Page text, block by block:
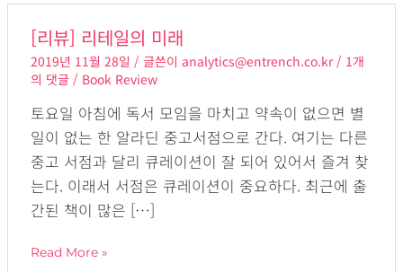
[리뷰] 리테일의 미래
2019년 11월 28일/ 글쓴이 analytics@entrench.co.kr/ 1개
의 댓글 / Book Review
토요일 아침에 독서 모임을 마치고 약속이 없으면 별
일이 없는 한 알라딘 중고서점으로 간다. 여기는 다른
중고 서점과 달리 큐레이션이 잘 되어 있어서 즐겨 찾
는다. 이래서 서점은 큐레이션이 중요하다. 최근에 출
간된 책이 많은 […]
뷰]
리
테
일
의
미
래
Read More »